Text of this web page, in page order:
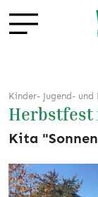
Kinder- Jugend-
Herbstfest
Kita